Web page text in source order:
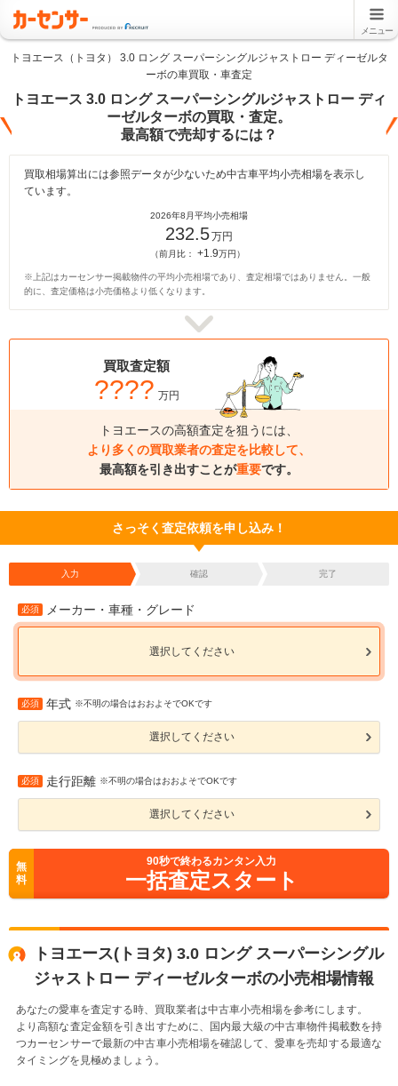
メニュー
トヨエース（トヨタ） 3.0 ロング スーパーシングルジャストロー ディーゼルタ
ーボの車買取・車査定
トヨエース 3.0 ロング スーパーシングルジャストロー ディ
ーゼルターボの買取・査定。
最高額で売却するには？
買取相場算出には参照データが少ないため中古車平均小売相場を表示し
ています。
2026年8月平均小売相場
232.5万円
（前月比： +1.9万円）
※上記はカーセンサー掲載物件の平均小売相場であり、査定相場ではありません。一般
的に、査定価格は小売価格より低くなります。
買取査定額
???? 万円
トヨエースの高額査定を狙うには、
より多くの買取業者の査定を比較して、
最高額を引き出すことが重要です。
さっそく査定依頼を申し込み！
入力 確認 完了
必須 メーカー・車種・グレード
選択してください
必須 年式 ※不明の場合はおおよそでOKです
選択してください
必須 走行距離 ※不明の場合はおおよそでOKです
選択してください
無
料
90秒で終わるカンタン入力
一括査定スタート
トヨエース(トヨタ) 3.0 ロング スーパーシングル
ジャストロー ディーゼルターボの小売相場情報
あなたの愛車を査定する時、買取業者は中古車小売相場を参考にします。
より高額な査定金額を引き出すために、国内最大級の中古車物件掲載数を持
つカーセンサーで最新の中古車小売相場を確認して、愛車を売却する最適な
タイミングを見極めましょう。